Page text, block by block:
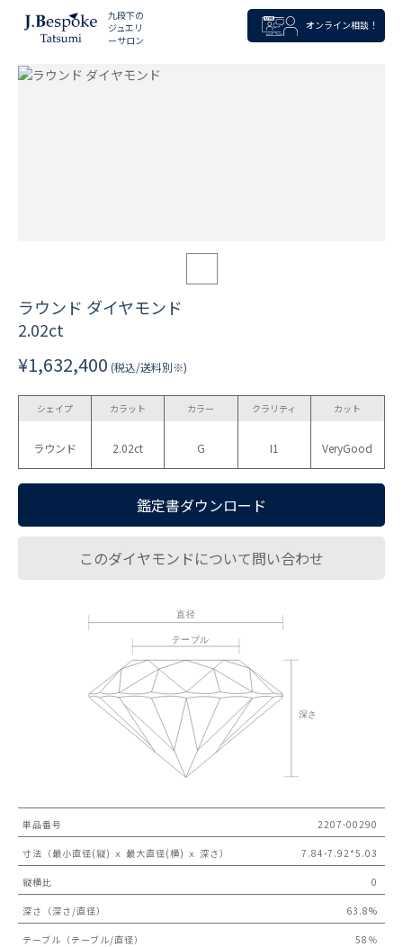
九段下の
ジュエリ
ーサロン
オンライン相談！
ラウンド ダイヤモンド
2.02ct
¥1,632,400 (税込/送料別※)
シェイプ
ラウンド
カラット
2.02ct
カラー
G
クラリティ
I1
カット
VeryGood
鑑定書ダウンロード
このダイヤモンドについて問い合わせ
単品番号 2207-00290
寸法（最小直径(縦) ｘ 最大直径(横) ｘ 深さ） 7.84-7.92*5.03
縦横比 0
深さ（深さ/直径） 63.8%
テーブル（テーブル/直径） 58％